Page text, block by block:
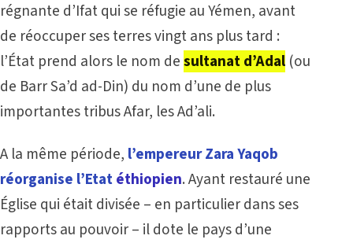
régnante d’Ifat qui se réfugie au Yémen, avant
de réoccuper ses terres vingt ans plus tard :
l’État prend alors le nom desultanat d’Adal (ou
de Barr Sa’d ad-Din) du nom d’une de plus
importantes tribus Afar, les Ad’ali.
A la même période, l’empereur Zara Yaqob
réorganise l’Etatéthiopien. Ayant restauré une
Église qui était divisée – en particulier dans ses
rapports au pouvoir – il dote le pays d’une